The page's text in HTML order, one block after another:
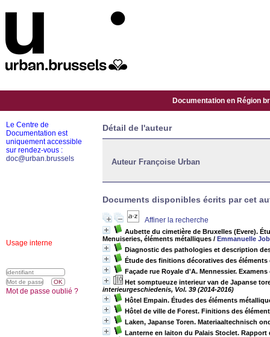
Documentation en Région
Détail de l'auteur
Auteur Françoise Urban
Documents disponibles écrits par cet
Affiner la recherche
Aubette du cimetière de Bruxelles (Evere).
Menuiseries, éléments métalliques / Emmanuelle Job
Diagnostic des pathologies et description
Étude des finitions décoratives des
Façade rue Royale d'A. Mennessier.
Het somptueuze interieur van de Japanse
interieurgeschiedenis, Vol. 39 (2014-2016)
Hôtel Empain. Études des éléments
Hôtel de ville de Forest. Finitions des
Laken, Japanse Toren. Materiaaltechnisch
Lanterne en laiton du Palais Stoclet. Rapport
Le Centre de
Documentation est
uniquement accessible
sur rendez-vous :
doc@urban.brussels
Usage interne
Mot de passe oublié ?